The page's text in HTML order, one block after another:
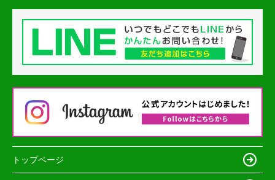
トップページ